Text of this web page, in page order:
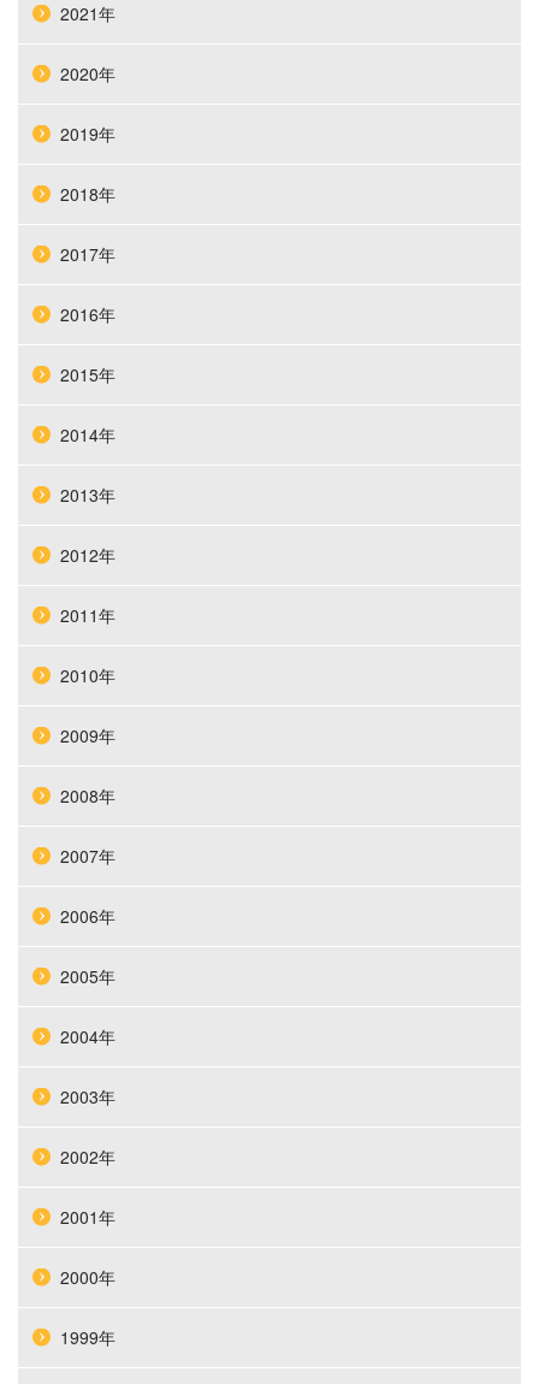
2021年
2020年
2019年
2018年
2017年
2016年
2015年
2014年
2013年
2012年
2011年
2010年
2009年
2008年
2007年
2006年
2005年
2004年
2003年
2002年
2001年
2000年
1999年